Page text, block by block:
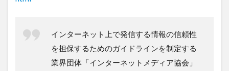
インターネット上で発信する情報の信頼性
を担保するためのガイドラインを制定する
業界団体「インターネットメディア協会」